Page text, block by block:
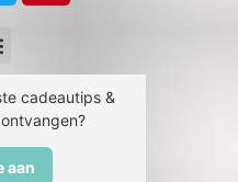
cadeautips &
aan